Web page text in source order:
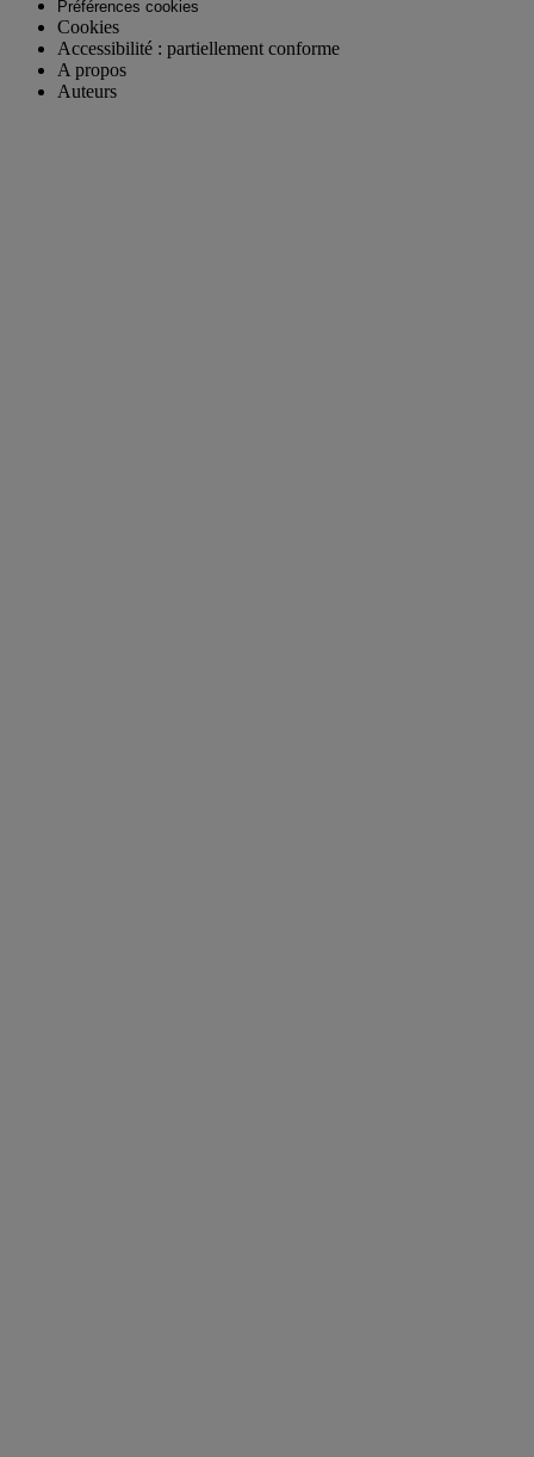
Préférences cookies
Cookies
Accessibilité : partiellement conforme
A propos
Auteurs